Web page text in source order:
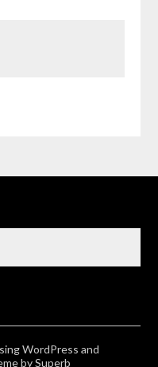
WordPress and
by Superb